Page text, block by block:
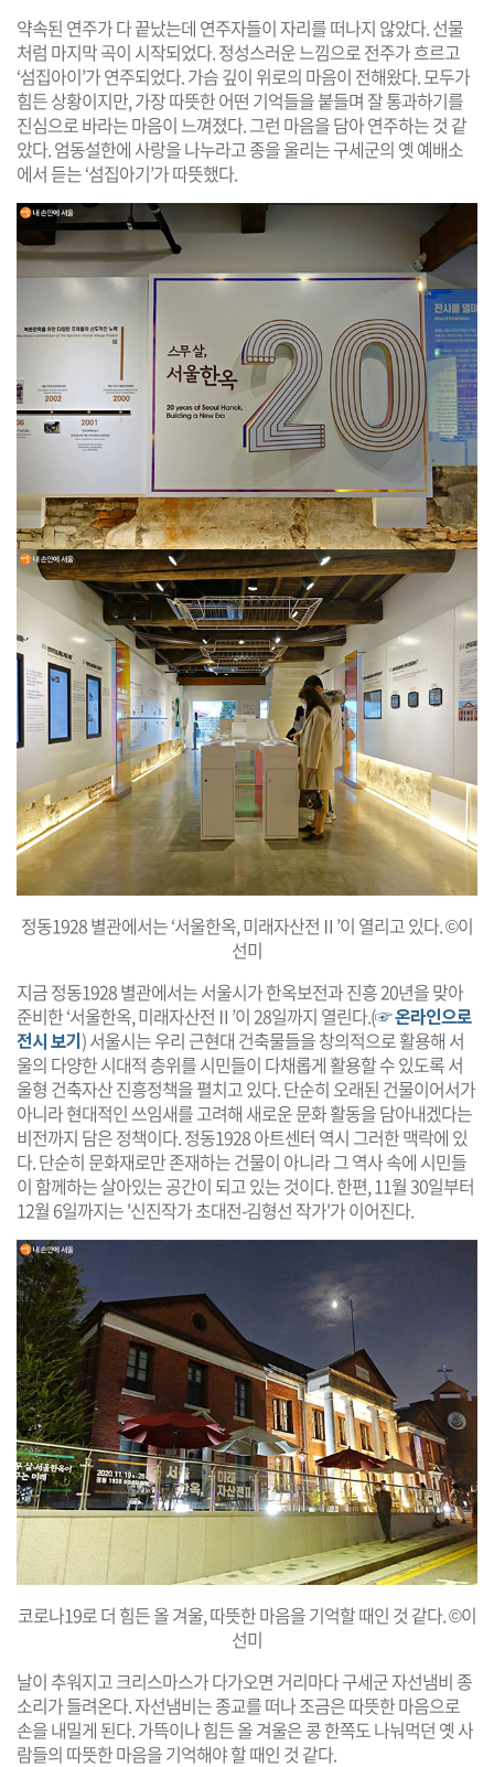
약속된 연주가 다 끝났는데 연주자들이 자리를 떠나지 않았다. 선물
처럼 마지막 곡이 시작되었다. 정성스러운 느낌으로 전주가 흐르고
‘섬집아이’가 연주되었다. 가슴 깊이 위로의 마음이 전해왔다. 모두가
힘든 상황이지만, 가장 따뜻한 어떤 기억들을 붙들며 잘 통과하기를
진심으로 바라는 마음이 느껴졌다. 그런 마음을 담아 연주하는 것 같
았다. 엄동설한에 사랑을 나누라고 종을 울리는 구세군의 옛 예배소
에서 듣는 ‘섬집아기’가 따뜻했다.
정동1928 별관에서는 ‘서울한옥, 미래자산전Ⅱ’이 열리고 있다. ©이
선미
지금 정동1928 별관에서는 서울시가 한옥보전과 진흥 20년을 맞아
준비한 ‘서울한옥, 미래자산전Ⅱ’이 28일까지 열린다.(☞ 온라인으로
전시 보기) 서울시는 우리 근현대 건축물들을 창의적으로 활용해 서
울의 다양한 시대적 층위를 시민들이 다채롭게 활용할 수 있도록 서
울형 건축자산 진흥정책을 펼치고 있다. 단순히 오래된 건물이어서가
아니라 현대적인 쓰임새를 고려해 새로운 문화 활동을 담아내겠다는
비전까지 담은 정책이다. 정동1928 아트센터 역시 그러한 맥락에 있
다. 단순히 문화재로만 존재하는 건물이 아니라 그 역사 속에 시민들
이 함께하는 살아있는 공간이 되고 있는 것이다. 한편, 11월 30일부터
12월 6일까지는 '신진작가 초대전-김형선 작가'가 이어진다.
코로나19로 더 힘든 올 겨울, 따뜻한 마음을 기억할 때인 것 같다. ©이
선미
날이 추워지고 크리스마스가 다가오면 거리마다 구세군 자선냄비 종
소리가 들려온다. 자선냄비는 종교를 떠나 조금은 따뜻한 마음으로
손을 내밀게 된다. 가뜩이나 힘든 올 겨울은 콩 한쪽도 나눠먹던 옛 사
람들의 따뜻한 마음을 기억해야 할 때인 것 같다.